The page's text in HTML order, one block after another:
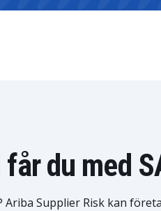
får du med
Ariba Supplier Risk kan